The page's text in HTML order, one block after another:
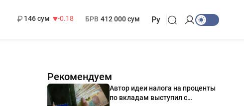
146 сум
-0.18
БРВ 412 000 сум Ру
Рекомендуем
Автор идеи налога на проценты
по вкладам выступил с